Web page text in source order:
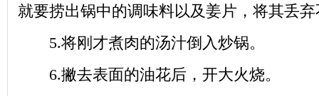
就要捞出锅中的调味料以及姜片，将其丢
5.将刚才煮肉的汤汁倒入炒锅。
6.撇去表面的油花后，开大火烧。